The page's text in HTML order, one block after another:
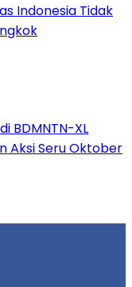
Indonesia Tidak
BDMNTN-XL
Aksi Seru Oktober